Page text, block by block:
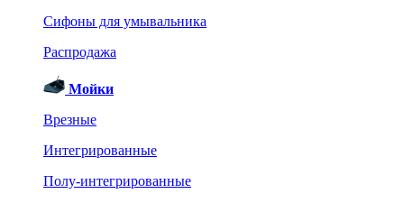
Сифоны для умывальника
Распродажа
Мойки
Врезные
Интегрированные
Полу-интегрированные